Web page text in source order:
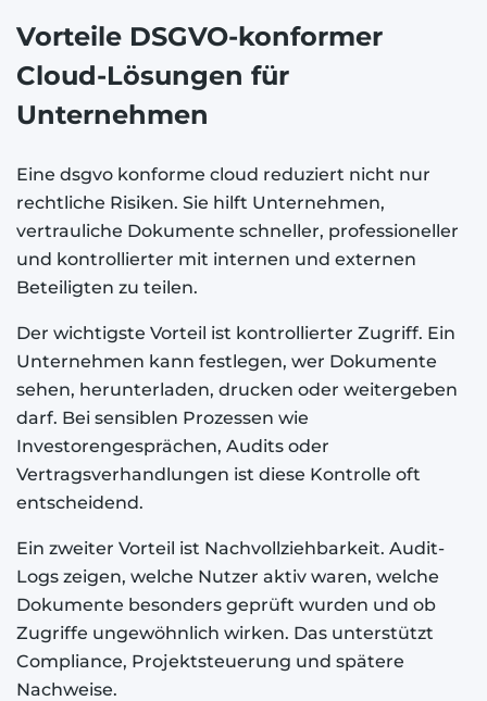
Vorteile DSGVO-konformer
Cloud-Lösungen für
Unternehmen
Eine dsgvo konforme cloud reduziert nicht nur
rechtliche Risiken. Sie hilft Unternehmen,
vertrauliche Dokumente schneller, professioneller
und kontrollierter mit internen und externen
Beteiligten zu teilen.
Der wichtigste Vorteil ist kontrollierter Zugriff. Ein
Unternehmen kann festlegen, wer Dokumente
sehen, herunterladen, drucken oder weitergeben
darf. Bei sensiblen Prozessen wie
Investorengesprächen, Audits oder
Vertragsverhandlungen ist diese Kontrolle oft
entscheidend.
Ein zweiter Vorteil ist Nachvollziehbarkeit. Audit-
Logs zeigen, welche Nutzer aktiv waren, welche
Dokumente besonders geprüft wurden und ob
Zugriffe ungewöhnlich wirken. Das unterstützt
Compliance, Projektsteuerung und spätere
Nachweise.